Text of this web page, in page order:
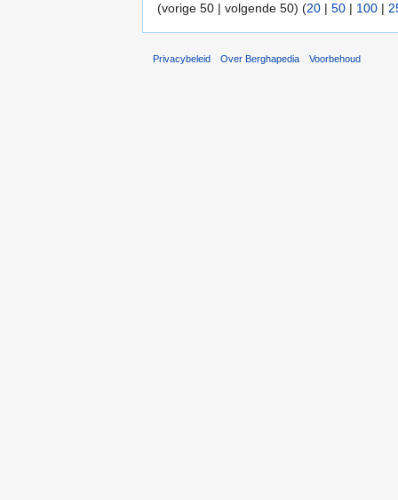
(vorige 50 | volgende 50) (20 | 50 | 100 |
Privacybeleid Over Berghapedia Voorbehoud